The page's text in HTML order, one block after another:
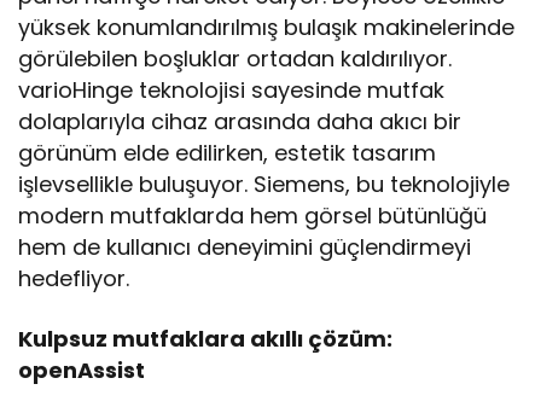
yüksek konumlandırılmış bulaşık makinelerinde
görülebilen boşluklar ortadan kaldırılıyor.
varioHinge teknolojisi sayesinde mutfak
dolaplarıyla cihaz arasında daha akıcı bir
görünüm elde edilirken, estetik tasarım
işlevsellikle buluşuyor. Siemens, bu teknolojiyle
modern mutfaklarda hem görsel bütünlüğü
hem de kullanıcı deneyimini güçlendirmeyi
hedefliyor.
Kulpsuz mutfaklara akıllı çözüm:
openAssist